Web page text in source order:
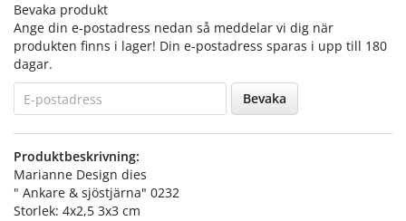
Bevaka produkt
Ange din e-postadress nedan så meddelar vi dig när
produkten finns i lager! Din e-postadress sparas i upp till 180
dagar.
Bevaka
Produktbeskrivning:
Marianne Design dies
" Ankare & sjöstjärna" 0232
Storlek: 4x2,5 3x3 cm